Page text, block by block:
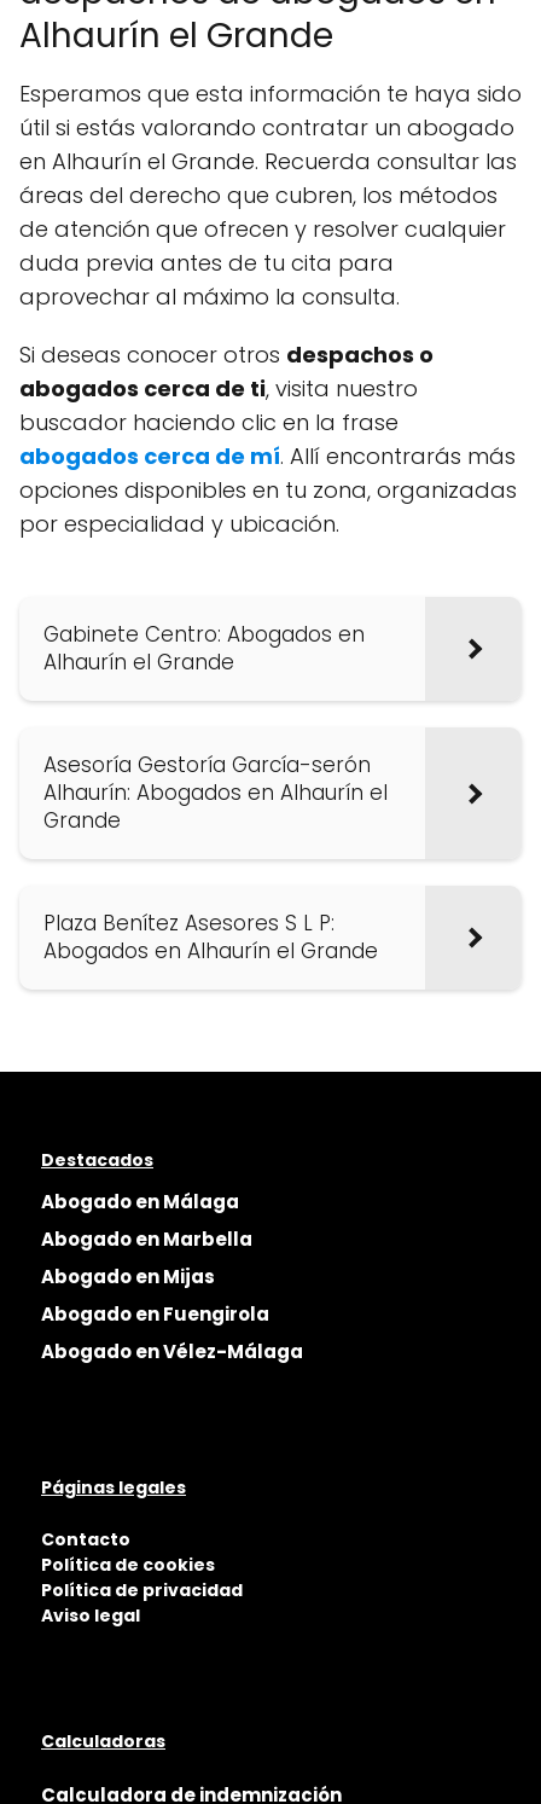
Alhaurín el Grande
Esperamos que esta información te haya sido
útil si estás valorando contratar un abogado
en Alhaurín el Grande. Recuerda consultar las
áreas del derecho que cubren, los métodos
de atención que ofrecen y resolver cualquier
duda previa antes de tu cita para
aprovechar al máximo la consulta.
Si deseas conocer otros despachos o
abogados cerca de ti, visita nuestro
buscador haciendo clic en la frase
abogados cerca de mí. Allí encontrarás más
opciones disponibles en tu zona, organizadas
por especialidad y ubicación.
Gabinete Centro: Abogados en
Alhaurín el Grande
Asesoría Gestoría García-serón
Alhaurín: Abogados en Alhaurín el
Grande
Plaza Benítez Asesores S L P:
Abogados en Alhaurín el Grande
Destacados
Abogado en Málaga
Abogado en Marbella
Abogado en Mijas
Abogado en Fuengirola
Abogado en Vélez-Málaga
Páginas legales
Contacto
Política de cookies
Política de privacidad
Aviso legal
Calculadoras
Calculadora de indemnización